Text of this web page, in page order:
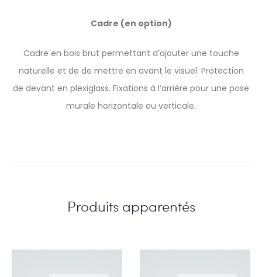
Cadre (en option)
Cadre en bois brut permettant d’ajouter une touche
naturelle et de de mettre en avant le visuel. Protection
de devant en plexiglass. Fixations à l’arrière pour une pose
murale horizontale ou verticale.
Produits apparentés